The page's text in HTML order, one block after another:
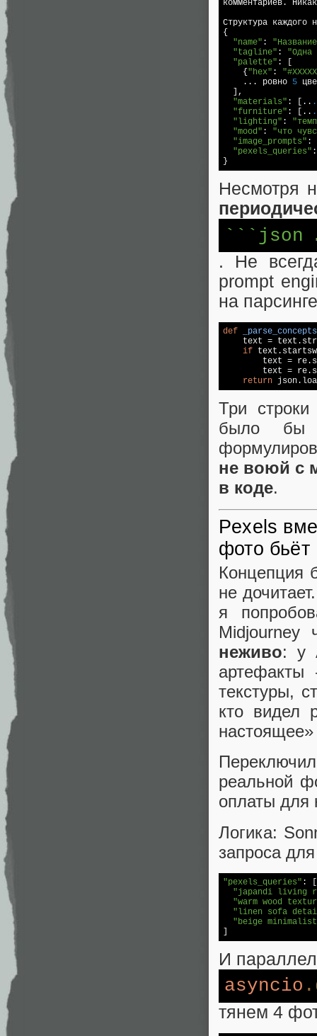
комментариев.
Структура каждого
{
"name" :
"tagline" : "Одна
"palette" : [
    {
"hex" :
    ... ровно
5
  ],
"materials" : [..
"furniture" : [..
"lighting" :
"mood" : "что
"image_prompts" :
"pexels_queries"
Несмотря
`` `json
. Не
prompt
на
def
_parse_concepts
text =
if
text =
text =
return
Три
было бы
не воюй с
в коде.
Pexels
фото бьёт
Концепция
не
я
Midjourney
неживо: у
артефакты
текстуры,
кто видел
настоящее»
реальной
оплаты для
Логика:
запроса
"pexels_queries" : [
"japandi living
"warm wood
"linen sofa
"beige
И
asyncio
тянем 4